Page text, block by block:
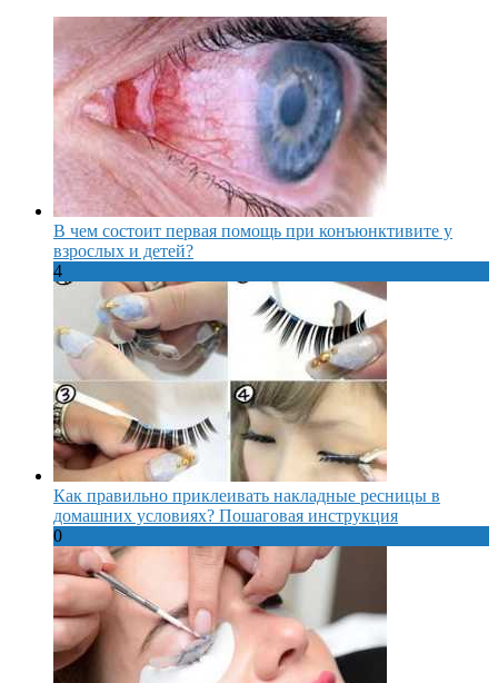
В чем состоит первая помощь при конъюнктивите у
взрослых и детей?
4
Как правильно приклеивать накладные ресницы в
домашних условиях? Пошаговая инструкция
0